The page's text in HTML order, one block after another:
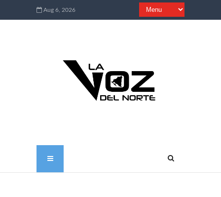
Aug 6, 2026